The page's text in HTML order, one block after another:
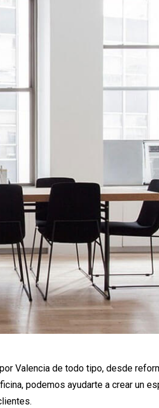
Valencia de todo tipo, desde
podemos ayudarte a crear un